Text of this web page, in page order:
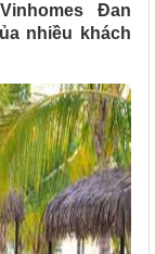
Đan
nhiều khách